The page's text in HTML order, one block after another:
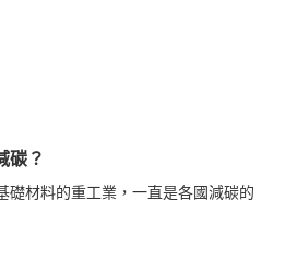
碳？
材料的重工業，一直是各國減碳的